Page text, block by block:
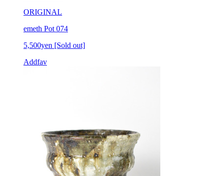
ORIGINAL
emeth Pot 074
5,500yen [Sold out]
Addfav